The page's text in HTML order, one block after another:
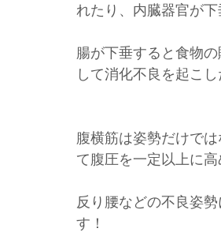
れたり、内臓器官が下
腸が下垂すると食物
して消化不良を起こ
腹横筋は姿勢だけで
て腹圧を一定以上に高
反り腰などの不良姿
す！